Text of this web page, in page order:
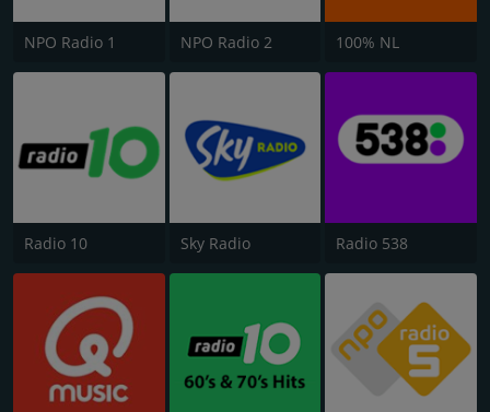
NPO Radio 1 NPO Radio 2 100% NL
Radio 10 Sky Radio Radio 538